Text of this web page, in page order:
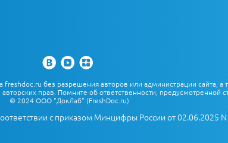
без разрешения авторов или администрации сайта, а
прав. Помните об ответственности, предусмотренной
© 2024 ООО "ДокЛаб" (FreshDoc.ru)
с приказом Минцифры России от 02.06.2025 N